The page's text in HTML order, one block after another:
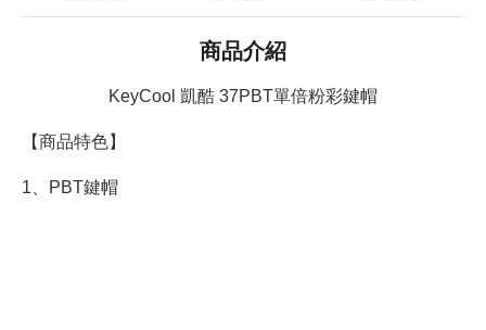
商品介紹
KeyCool 凱酷 37PBT單倍粉彩鍵帽
【商品特色】
1、PBT鍵帽